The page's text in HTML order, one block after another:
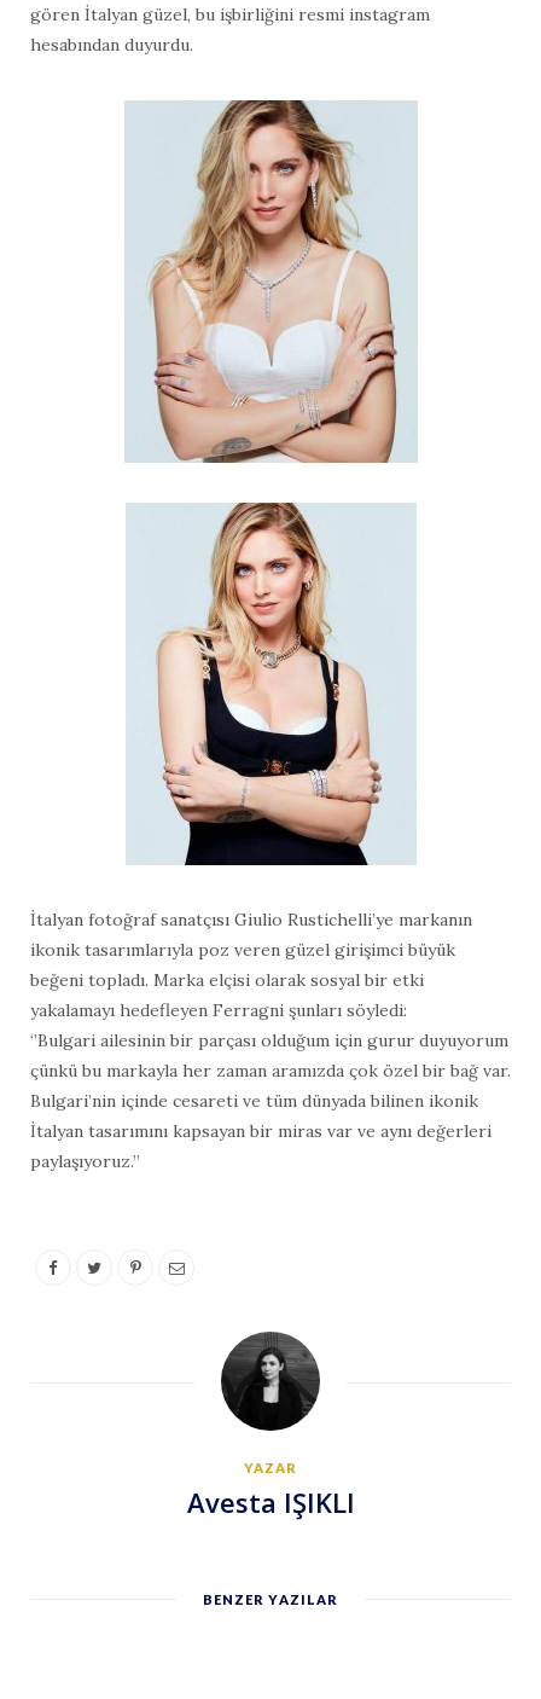
gören İtalyan güzel, bu işbirliğini resmi instagram
hesabından duyurdu.
İtalyan fotoğraf sanatçısı Giulio Rustichelli’ye markanın
ikonik tasarımlarıyla poz veren güzel girişimci büyük
beğeni topladı. Marka elçisi olarak sosyal bir etki
yakalamayı hedefleyen Ferragni şunları söyledi:
‘’Bulgari ailesinin bir parçası olduğum için gurur duyuyorum
çünkü bu markayla her zaman aramızda çok özel bir bağ var.
Bulgari’nin içinde cesareti ve tüm dünyada bilinen ikonik
İtalyan tasarımını kapsayan bir miras var ve aynı değerleri
paylaşıyoruz.’’
YAZAR
Avesta IŞIKLI
BENZER YAZILAR